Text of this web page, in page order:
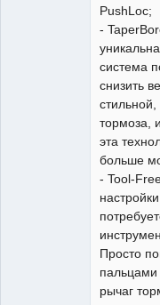
PushLoc;
-
система
снизить
стильной,
тормоза,
эта
больше
- Tool-
Просто
пальцами
рычаг